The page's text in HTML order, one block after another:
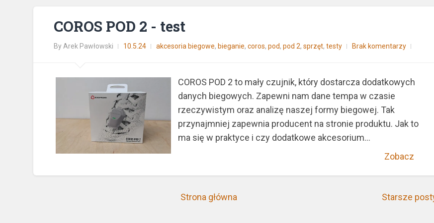
COROS POD 2 - test
By Arek Pawłowski 10.5.24 akcesoria biegowe, bieganie,coros,pod,pod 2,sprzęt,testy Brak komentarzy
COROS POD 2 to mały czujnik, który dostarcza dodatkowych
danych biegowych. Zapewni nam dane tempa w czasie
rzeczywistym oraz analizę naszej formy biegowej. Tak
przynajmniej zapewnia producent na stronie produktu. Jak to
ma się w praktyce i czy dodatkowe akcesorium...
Zobacz
Starsze
Strona główna